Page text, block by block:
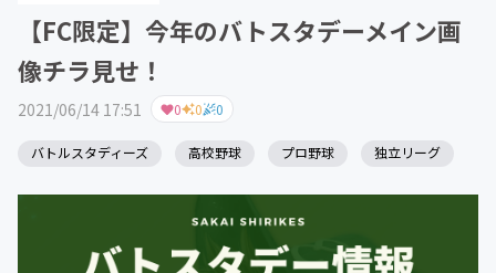
【FC限定】今年のバトスタデーメイン画
像チラ見せ！
2021/06/14 17:51 0 0 0
バトルスタディーズ 高校野球 プロ野球 独立リーグ